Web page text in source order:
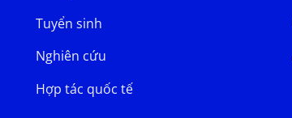
Tuyển sinh
Nghiên cứu
Hợp tác quốc tế